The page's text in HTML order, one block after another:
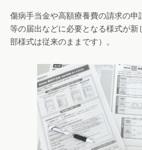
傷病手当金や高額療養費の請求の申
等の届出などに必要となる様式が新
部様式は従来のままです）。